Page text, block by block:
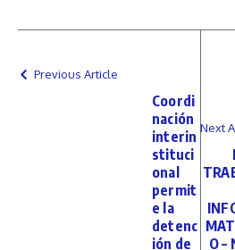
Previous Article
Coordi
nación
interin
stituci
onal
permit
e la
detenc
ión de
Next
O –